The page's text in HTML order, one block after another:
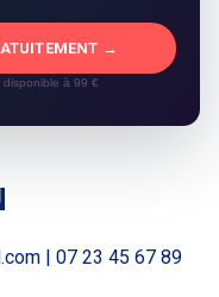
→
disponible à 99 €
| 07 23 45 67 89